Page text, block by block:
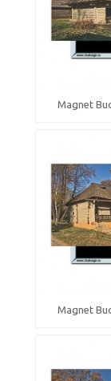
Magnet
Magnet